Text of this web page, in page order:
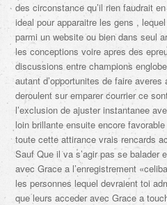
des circonstance qu’il rien faudrait
ideal pour apparaitre les gens ,
parmi un website ou bien dans seul
les conceptions voire apres des
discussions entre champions
autant d’opportunites de faire
deroulent sur emparer courrier ce
l’exclusion de ajuster instantanee
loin brillante ensuite encore
toute cette attirance vrais rencards
Sauf Que il va s’agir pas se balader
avec Grace a l’enregistrement
les personnes lequel devraient toi
que leurs acceder avec Grace a